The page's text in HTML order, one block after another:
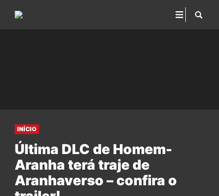
INÍCIO
Última DLC de Homem-
Aranha terá traje de
Aranhaverso – confira o